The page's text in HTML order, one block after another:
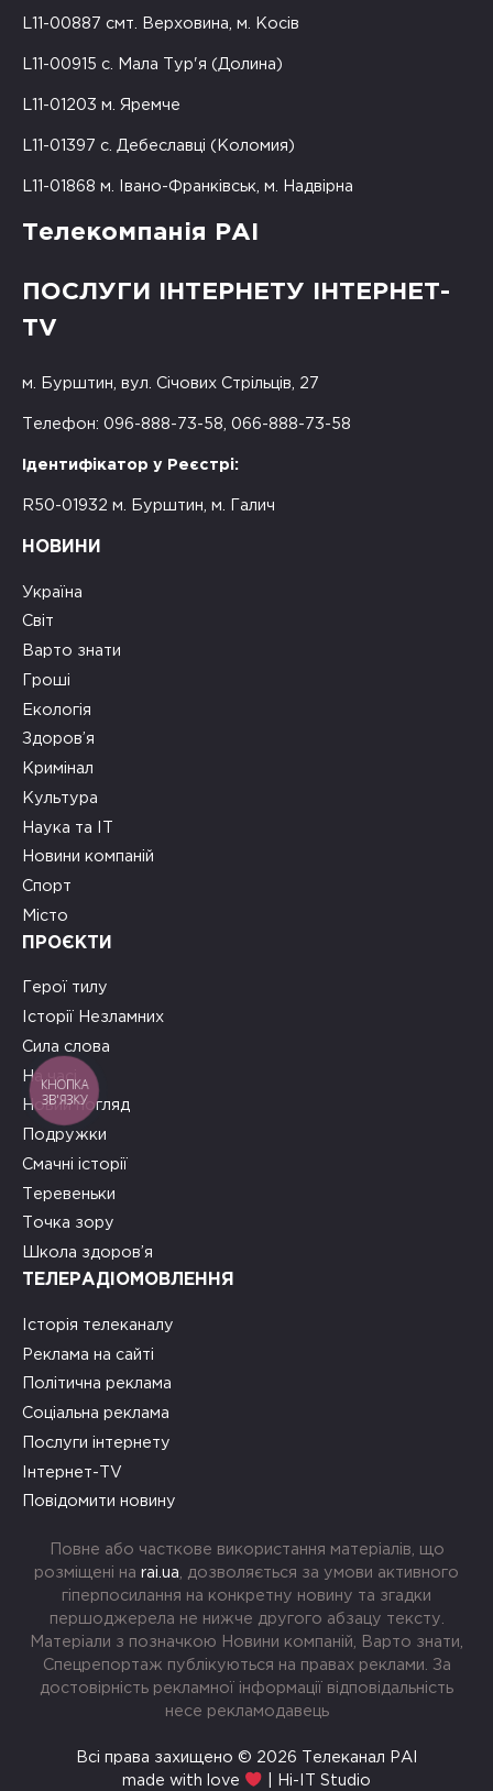
L11-00887 смт. Верховина, м. Косів
L11-00915 с. Мала Тур'я (Долина)
L11-01203 м. Яремче
L11-01397 с. Дебеславці (Коломия)
L11-01868 м. Івано-Франківськ, м. Надвірна
Телекомпанія РАІ
ПОСЛУГИ ІНТЕРНЕТУ ІНТЕРНЕТ-
TV
м. Бурштин, вул. Січових Стрільців, 27
Телефон: 096-888-73-58, 066-888-73-58
Ідентифікатор у Реєстрі:
R50-01932 м. Бурштин, м. Галич
НОВИНИ
Україна
Світ
Варто знати
Гроші
Екологія
Здоров’я
Кримінал
Культура
Наука та ІТ
Новини компаній
Спорт
Місто
ПРОЄКТИ
Герої тилу
Історії Незламних
Сила слова
На часі
Новий погляд
Подружки
Смачні історії
Теревеньки
Точка зору
Школа здоров’я
ТЕЛЕРАДІОМОВЛЕННЯ
Історія телеканалу
Реклама на сайті
Політична реклама
Соціальна реклама
Послуги інтернету
Інтернет-TV
Повідомити новину
Повне або часткове використання матеріалів, що
розміщені на rai.ua , дозволяється за умови активного
гіперпосилання на конкретну новину та згадки
першоджерела не нижче другого абзацу тексту.
Матеріали з позначкою Новини компаній, Варто знати,
Спецрепортаж публікуються на правах реклами. За
достовірність рекламної інформації відповідальність
несе рекламодавець
Всі права захищено © 2026 Телеканал РАІ
made with love
| Hi-IT Studio
КНОПКА
ЗВ'ЯЗКУ